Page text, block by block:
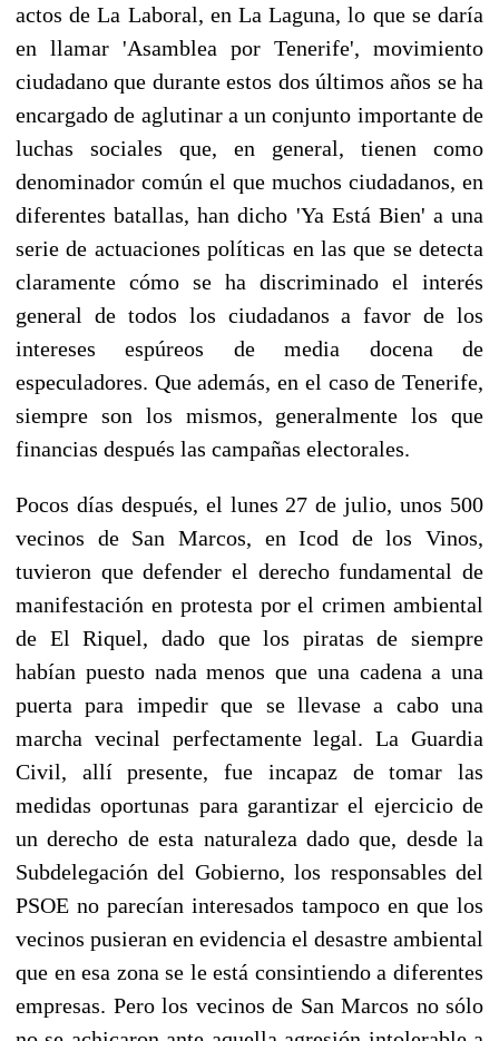
actos de La Laboral, en La Laguna, lo que se daría
en llamar 'Asamblea por Tenerife', movimiento
ciudadano que durante estos dos últimos años se ha
encargado de aglutinar a un conjunto importante de
luchas sociales que, en general, tienen como
denominador común el que muchos ciudadanos, en
diferentes batallas, han dicho 'Ya Está Bien' a una
serie de actuaciones políticas en las que se detecta
claramente cómo se ha discriminado el interés
general de todos los ciudadanos a favor de los
intereses espúreos de media docena de
especuladores. Que además, en el caso de Tenerife,
siempre son los mismos, generalmente los que
financias después las campañas electorales.
Pocos días después, el lunes 27 de julio, unos 500
vecinos de San Marcos, en Icod de los Vinos,
tuvieron que defender el derecho fundamental de
manifestación en protesta por el crimen ambiental
de El Riquel, dado que los piratas de siempre
habían puesto nada menos que una cadena a una
puerta para impedir que se llevase a cabo una
marcha vecinal perfectamente legal. La Guardia
Civil, allí presente, fue incapaz de tomar las
medidas oportunas para garantizar el ejercicio de
un derecho de esta naturaleza dado que, desde la
Subdelegación del Gobierno, los responsables del
PSOE no parecían interesados tampoco en que los
vecinos pusieran en evidencia el desastre ambiental
que en esa zona se le está consintiendo a diferentes
empresas. Pero los vecinos de San Marcos no sólo